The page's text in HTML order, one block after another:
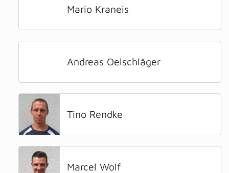
Mario Kraneis
Andreas Oelschläger
Tino Rendke
Marcel Wolf